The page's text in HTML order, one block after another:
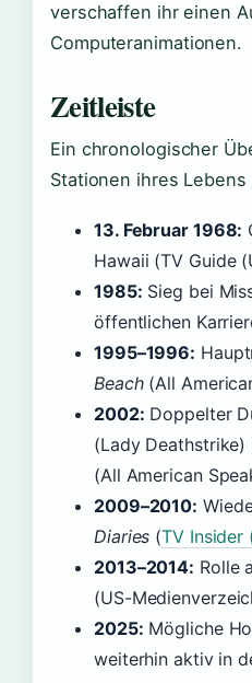
verschaffen ihr einen
Computeranimationen.
Zeitleiste
Ein chronologischer
Stationen ihres
13. Februar 1968:
Hawaii (TV Guide
1985: Sieg bei
öffentlichen
1995–1996:
Beach(All
2002: Doppelter
(Lady Deathstrike)
(All American
2009–2010:
Diaries (TV Insider
2013–2014: Rolle
(US-
2025: Mögliche
weiterhin aktiv in